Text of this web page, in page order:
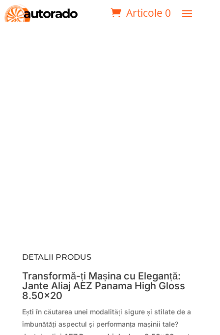
Articole 0
DETALII PRODUS
Transformă-ți Mașina cu Eleganță:
Jante Aliaj AEZ Panama High Gloss
8.50×20
Ești în căutarea unei modalități sigure și stilate de a
îmbunătăți aspectul și performanța mașinii tale?